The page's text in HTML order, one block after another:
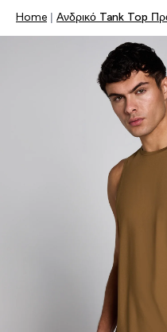
Home Ανδρικό Tank Top